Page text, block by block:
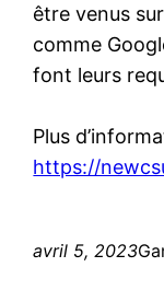
être venus
comme
font leurs
Plus
https://
avril 5, 2023